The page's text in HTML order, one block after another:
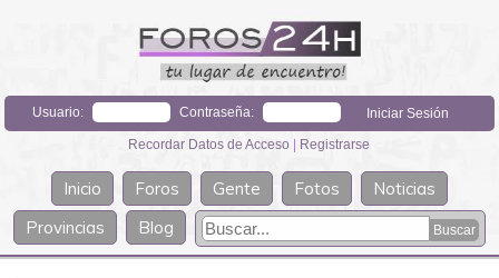
Usuario: Contraseña:
Recordar Datos de Acceso | Registrarse
Inicio Foros Gente Fotos
Noticias
Provincias
Blog